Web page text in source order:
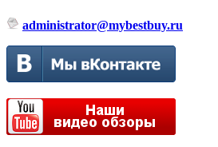
administrator@mybestbuy.ru